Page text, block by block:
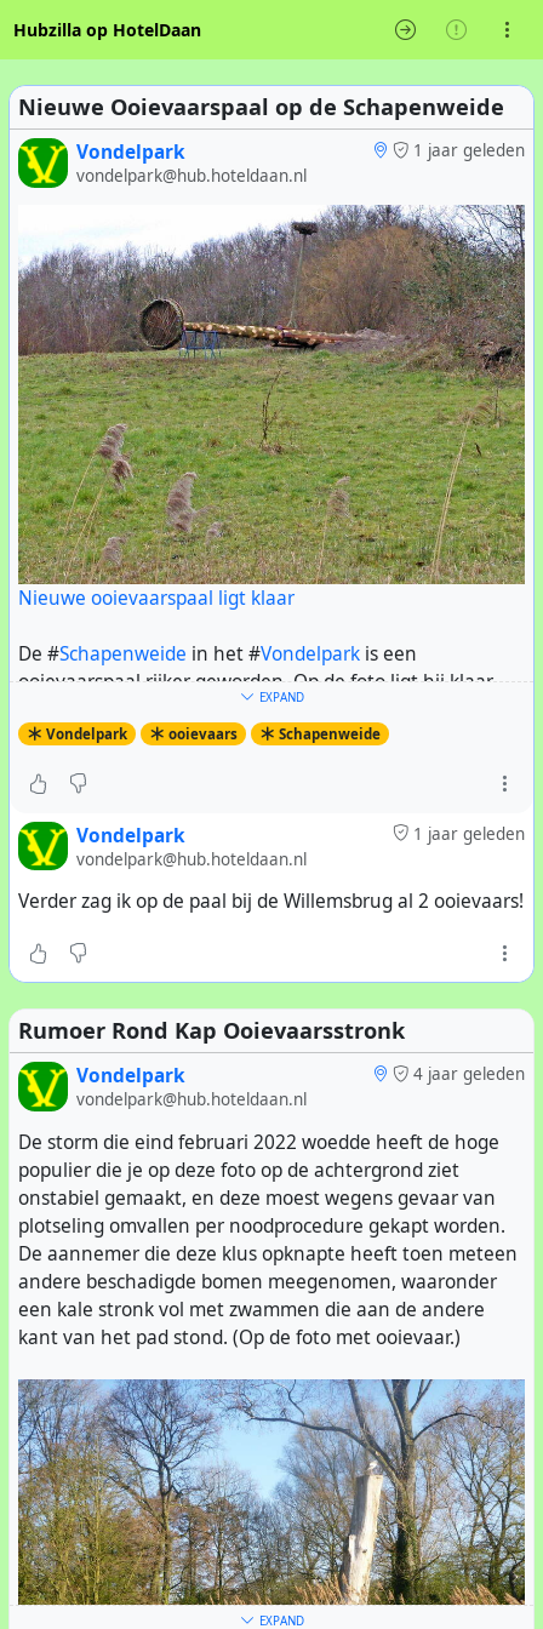
Hubzilla op HotelDaan
Nieuwe Ooievaarspaal op de Schapenweide
1 jaar geleden
Vondelpark
vondelpark@hub.hoteldaan.nl
Nieuwe ooievaarspaal ligt klaar
De #Schapenweide in het #Vondelpark is een
ooievaarspaal rijker geworden. Op de foto ligt hij klaar
om opgericht te worden. Duidelijk is te zien dat de oude
paal erachter flink scheef staat. Dat komt door houtrot op
niet meer te redden en zal binnenkort omvallen. De
nieuwe paal is nog niet helemaal geaccepteerd, want de
#ooievaarweigert de oude paal te verlaten.
De nieuwe paal staat sinds kort bovenop de dijk, zodat de
hebben.
EXPAND
Vondelpark ooievaars Schapenweide
1 jaar geleden
Vondelpark
vondelpark@hub.hoteldaan.nl
Verder zag ik op de paal bij de Willemsbrug al 2 ooievaars!
Rumoer Rond Kap Ooievaarsstronk
4 jaar geleden
Vondelpark
vondelpark@hub.hoteldaan.nl
De storm die eind februari 2022 woedde heeft de hoge
populier die je op deze foto op de achtergrond ziet
onstabiel gemaakt, en deze moest wegens gevaar van
plotseling omvallen per noodprocedure gekapt worden.
De aannemer die deze klus opknapte heeft toen meteen
andere beschadigde bomen meegenomen, waaronder
een kale stronk vol met zwammen die aan de andere
kant van het pad stond. (Op de foto met ooievaar.)
EXPAND